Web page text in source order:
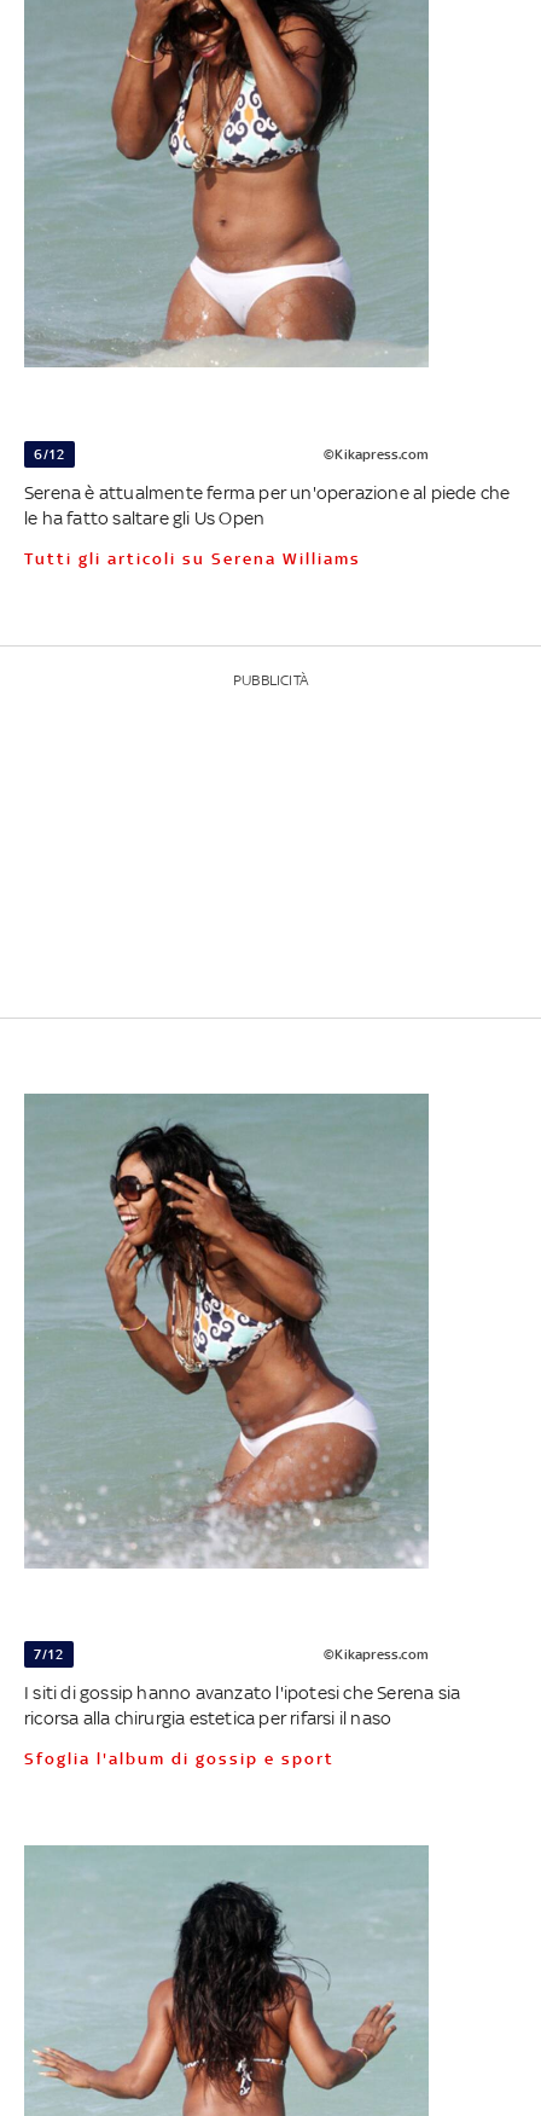
6/12 ©Kikapress.com
Serena è attualmente ferma per un'operazione al piede che
le ha fatto saltare gli Us Open
Tutti gli articoli su Serena Williams
PUBBLICITÀ
7/12 ©Kikapress.com
I siti di gossip hanno avanzato l'ipotesi che Serena sia
ricorsa alla chirurgia estetica per rifarsi il naso
Sfoglia l'album di gossip e sport